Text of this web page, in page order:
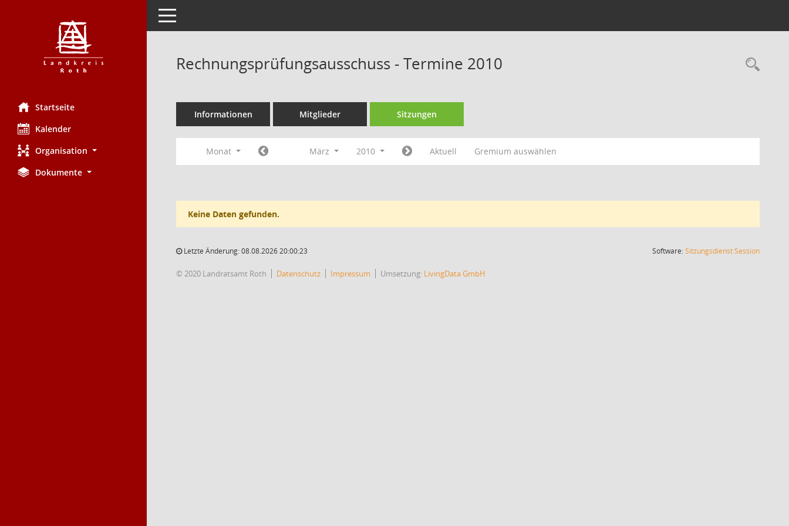
Startseite
Kalender
Organisation
Dokumente
Toggle navigation
Rechnungsprüfungsausschuss - Termine 2010
Informationen Mitglieder Sitzungen
Monat März 2010 Aktuell Gremium auswählen
Keine Daten gefunden.
Letzte Änderung: 08.08.2026 20:00:23 Software:SitzungsdienstSession(Wird in
© 2020 Landratsamt Roth Datenschutz Impressum Umsetzung: LivingData GmbH